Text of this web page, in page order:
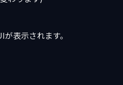
表示されます。